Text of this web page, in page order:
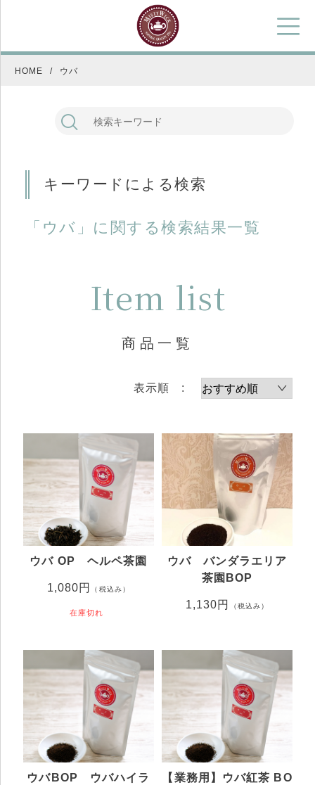
HOME ウバ
キーワードによる検索
「ウバ」に関する検索結果一覧
Item list
商品一覧
表示順 :
ウバ OP ヘルペ茶園
1,080円 （税込み）
在庫切れ
ウバ バンダラエリア
茶園BOP
1,130円 （税込み）
ウバBOP ウバハイラ
【業務用】ウバ紅茶 BO